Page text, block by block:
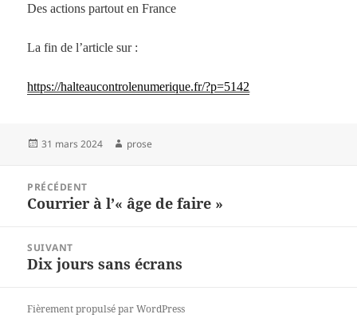
Des actions partout en France
La fin de l’article sur :
https://halteaucontrolenumerique.fr/?p=5142
Publié
31 mars 2024 Auteur
prose
l’article
PRÉCÉDENT
Article
Courrier à l’« âge de faire »
SUIVANT
Article
Dix jours sans écrans
Fièrement propulsé par WordPress